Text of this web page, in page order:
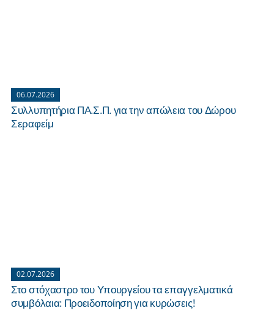
06.07.2026
Συλλυπητήρια ΠΑ.Σ.Π. για την απώλεια του Δώρου
Σεραφείμ
02.07.2026
Στο στόχαστρο του Υπουργείου τα επαγγελματικά
συμβόλαια: Προειδοποίηση για κυρώσεις!